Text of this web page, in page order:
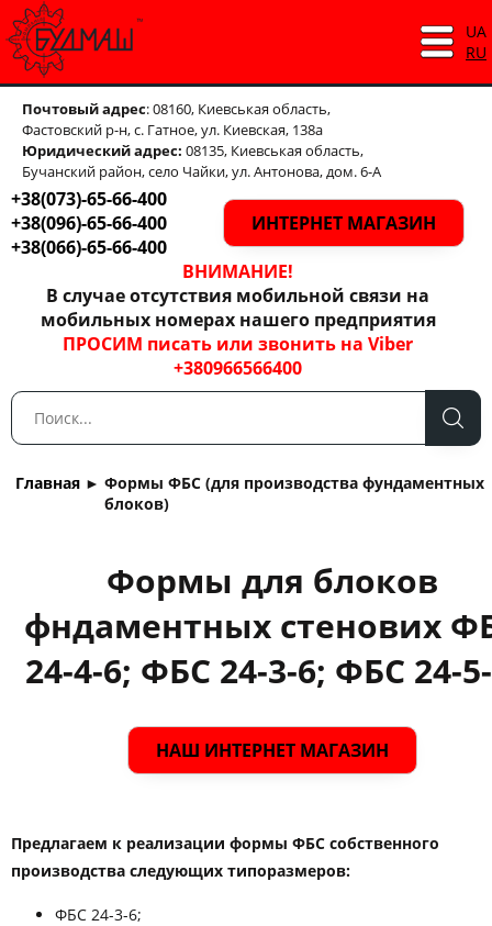
Почтовый адрес: 08160, Киевськая область,
Фастовский р-н, с. Гатное, ул. Киевская, 138а
Юридический адрес: 08135, Киевськая область,
Бучанский район, село Чайки, ул. Антонова, дом. 6-А
+38(073)-65-66-400
+38(096)-65-66-400
+38(066)-65-66-400
ИНТЕРНЕТ МАГАЗИН
ВНИМАНИЕ!
В случае отсутствия мобильной связи на
мобильных номерах нашего предприятия
ПРОСИМ писать или звонить на Viber
+380966566400
UA
RU
Главная ► Формы ФБС (для производства фундаментных
блоков)
Формы для блоков
фндаментных стенових
24-4-6; ФБС 24-3-6; ФБС 24-
НАШ ИНТЕРНЕТ МАГАЗИН
Предлагаем к реализации формы ФБС собственного
производства следующих типоразмеров:
ФБС 24-3-6;